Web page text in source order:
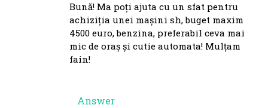
Bună! Ma poți ajuta cu un sfat pentru
achiziția unei mașini sh, buget maxim
4500 euro, benzina, preferabil ceva mai
mic de oraș și cutie automata! Mulțam
fain!
Answer